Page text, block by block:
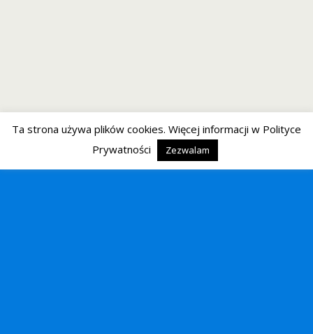
Ta strona używa plików cookies. Więcej informacji w Polityce
Prywatności
Zezwalam